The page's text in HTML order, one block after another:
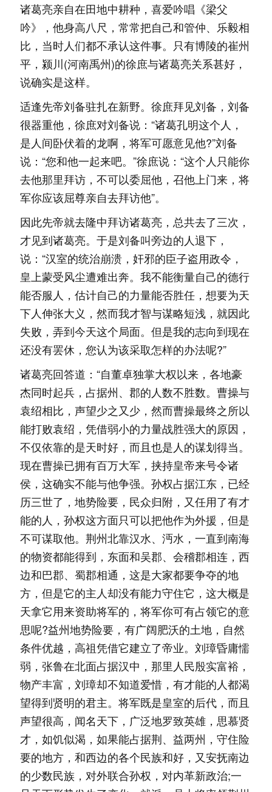
诸葛亮亲自在田地中耕种，喜爱吟唱《梁父
吟》，他身高八尺，常常把自己和管仲、乐毅相
比，当时人们都不承认这件事。只有博陵的崔州
平，颍川(河南禹州)的徐庶与诸葛亮关系甚好，
说确实是这样。
适逢先帝刘备驻扎在新野。徐庶拜见刘备，刘备
很器重他，徐庶对刘备说：“诸葛孔明这个人，
是人间卧伏着的龙啊，将军可愿意见他?”刘备
说：“您和他一起来吧。”徐庶说：“这个人只能你
去他那里拜访，不可以委屈他，召他上门来，将
军你应该屈尊亲自去拜访他”。
因此先帝就去隆中拜访诸葛亮，总共去了三次，
才见到诸葛亮。于是刘备叫旁边的人退下，
说：“汉室的统治崩溃，奸邪的臣子盗用政令，
皇上蒙受风尘遭难出奔。我不能衡量自己的德行
能否服人，估计自己的力量能否胜任，想要为天
下人伸张大义，然而我才智与谋略短浅，就因此
失败，弄到今天这个局面。但是我的志向到现在
还没有罢休，您认为该采取怎样的办法呢?”
诸葛亮回答道：“自董卓独掌大权以来，各地豪
杰同时起兵，占据州、郡的人数不胜数。曹操与
袁绍相比，声望少之又少，然而曹操最终之所以
能打败袁绍，凭借弱小的力量战胜强大的原因，
不仅依靠的是天时好，而且也是人的谋划得当。
现在曹操已拥有百万大军，挟持皇帝来号令诸
侯，这确实不能与他争强。孙权占据江东，已经
历三世了，地势险要，民众归附，又任用了有才
能的人，孙权这方面只可以把他作为外援，但是
不可谋取他。荆州北靠汉水、沔水，一直到南海
的物资都能得到，东面和吴郡、会稽郡相连，西
边和巴郡、蜀郡相通，这是大家都要争夺的地
方，但是它的主人却没有能力守住它，这大概是
天拿它用来资助将军的，将军你可有占领它的意
思呢?益州地势险要，有广阔肥沃的土地，自然
条件优越，高祖凭借它建立了帝业。刘璋昏庸懦
弱，张鲁在北面占据汉中，那里人民殷实富裕，
物产丰富，刘璋却不知道爱惜，有才能的人都渴
望得到贤明的君主。将军既是皇室的后代，而且
声望很高，闻名天下，广泛地罗致英雄，思慕贤
才，如饥似渴，如果能占据荆、益两州，守住险
要的地方，和西边的各个民族和好，又安抚南边
的少数民族，对外联合孙权，对内革新政治;一